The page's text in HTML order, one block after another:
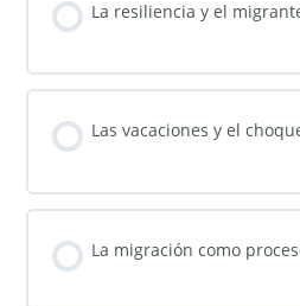
La resiliencia y el
Las vacaciones y el
La migración como